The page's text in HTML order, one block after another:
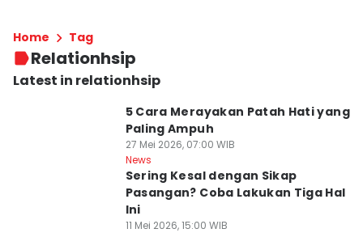
Home Tag
Relationhsip
Latest in relationhsip
5 Cara Merayakan Patah Hati yang
Paling Ampuh
27 Mei 2026, 07:00 WIB
News
Sering Kesal dengan Sikap
Pasangan? Coba Lakukan Tiga Hal
Ini
11 Mei 2026, 15:00 WIB